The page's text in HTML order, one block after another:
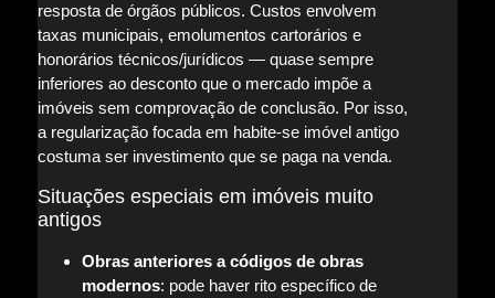
resposta de órgãos públicos. Custos envolvem
taxas municipais, emolumentos cartorários e
honorários técnicos/jurídicos — quase sempre
inferiores ao desconto que o mercado impõe a
imóveis sem comprovação de conclusão. Por isso,
a regularização focada em habite-se imóvel antigo
costuma ser investimento que se paga na venda.
Situações especiais em imóveis muito
antigos
Obras anteriores a códigos de obras
modernos: pode haver rito específico de